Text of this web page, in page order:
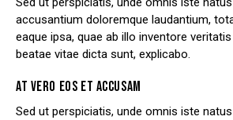
accusantium doloremque laudantium,
eaque ipsa, quae ab illo inventore
beatae vitae dicta sunt, explicabo.
AT VERO EOS ET ACCUSAM
Sed ut perspiciatis, unde omnis iste